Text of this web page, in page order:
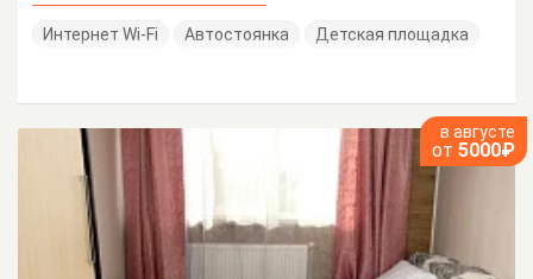
Интернет Wi-Fi Автостоянка Детская площадка
в августе
от 5000₽